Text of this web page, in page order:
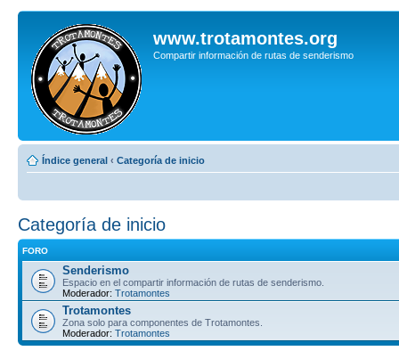
www.trotamontes.org
Compartir información de rutas de senderismo
Índice general ‹ Categoría de inicio
Categoría de inicio
FORO
Senderismo
Espacio en el compartir información de rutas de senderismo.
Moderador: Trotamontes
Trotamontes
Zona solo para componentes de Trotamontes.
Moderador: Trotamontes